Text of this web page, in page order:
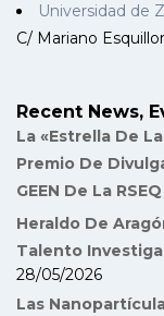
Universidad de
C/ Mariano
Recent News,
La «Estrella De
Premio De
GEEN De La RSEQ
Heraldo De
Talento
28/05/2026
Las